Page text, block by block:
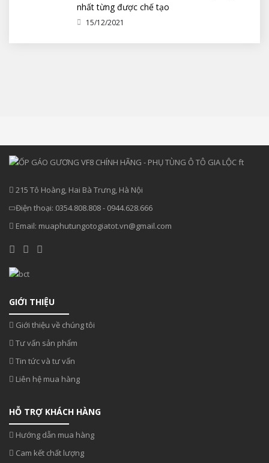
nhất từng được chế tạo
15/12/2021
215 Tô Hoàng, Hai Bà Trưng, Hà Nội
Điện thoại: 0354.808.808- 0944.628.666
Email: muaphutungotogiatot.vn@gmail.com
GIỚI THIỆU
Giới thiệu về chúng tôi
Tư vấn sản phẩm
Tin tức và tư vấn
Liên hệ mua hàng
HỖ TRỢ KHÁCH HÀNG
Hướng dẫn mua hàng
Cam kết chất lượng